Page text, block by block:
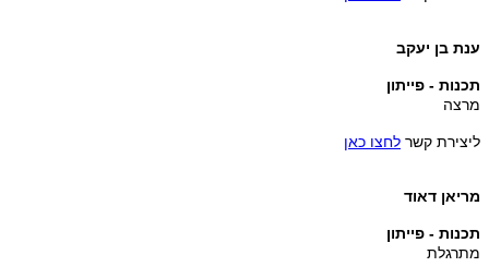
ענת בן יעקב
תכנות - פייתון
מרצה
ליצירת קשר לחצו כאן
מריאן דאוד
תכנות - פייתון
מתרגלת